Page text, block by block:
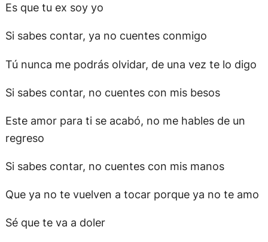
Es que tu ex soy yo
Si sabes contar, ya no cuentes conmigo
Tú nunca me podrás olvidar, de una vez te lo digo
Si sabes contar, no cuentes con mis besos
Este amor para ti se acabó, no me hables de un
regreso
Si sabes contar, no cuentes con mis manos
Que ya no te vuelven a tocar porque ya no te amo
Sé que te va a doler